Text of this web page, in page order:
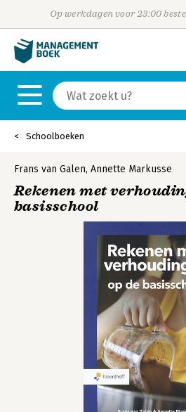
Op werkdagen voor 23:00
Schoolboeken
Frans van Galen, Annette Markusse
Rekenen met
basisschool